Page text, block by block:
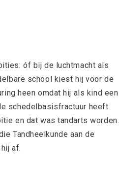
óf bij de luchtmacht als
school kiest hij voor de
heen omdat hij als kind een
schedelbasisfractuur heeft
en dat was tandarts worden.
Tandheelkunde aan de
af.